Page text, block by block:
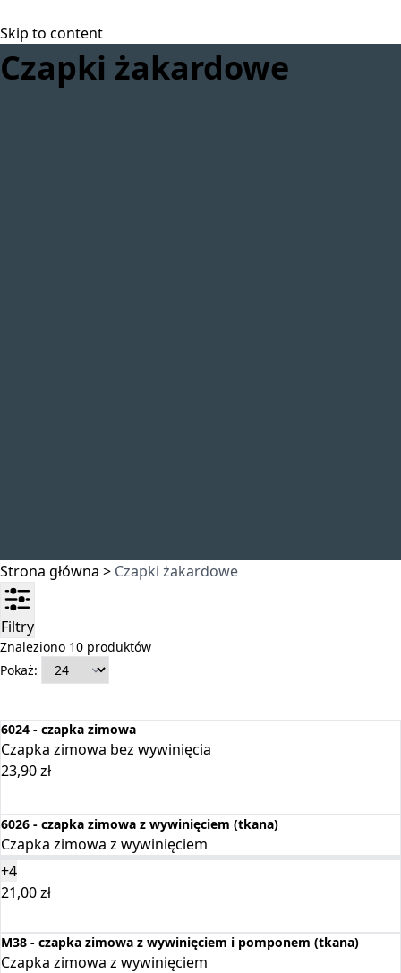
Skip to content
Czapki żakardowe
Strona główna > Czapki żakardowe
Filtry
Znaleziono 10 produktów
Pokaż:
6024 - czapka zimowa
Czapka zimowa bez wywinięcia
23,90zł
6026 - czapka zimowa z wywinięciem (tkana)
Czapka zimowa z wywinięciem
+4
21,00zł
M38 - czapka zimowa z wywinięciem i pomponem (tkana)
Czapka zimowa z wywinięciem